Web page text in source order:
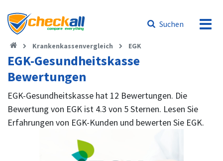
Suchen
Krankenkassenvergleich EGK
EGK-Gesundheitskasse
Bewertungen
EGK-Gesundheitskasse hat 12 Bewertungen. Die
Bewertung von EGK ist 4.3 von 5 Sternen. Lesen Sie
Erfahrungen von EGK-Kunden und bewerten Sie EGK.